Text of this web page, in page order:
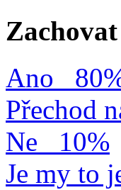
Ano
Přechod
Ne
10%
Je my to